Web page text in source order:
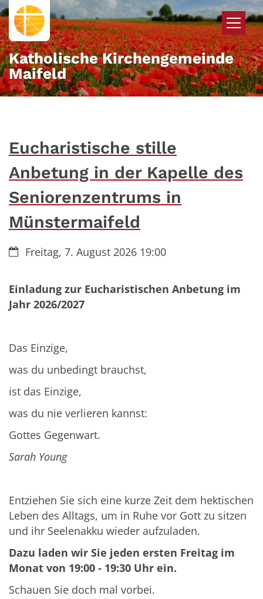
Zum Inhalt springen
Katholische Kirchengemeinde
Maifeld
Eucharistische stille
Anbetung in der Kapelle des
Seniorenzentrums in
Münstermaifeld
Datum:Freitag, 7. August 2026 19:00
Einladung zur Eucharistischen Anbetung im
Jahr 2026/2027
Das Einzige,
was du unbedingt brauchst,
ist das Einzige,
was du nie verlieren kannst:
Gottes Gegenwart.
Sarah Young
Entziehen Sie sich eine kurze Zeit dem hektischen
Leben des Alltags, um in Ruhe vor Gott zu sitzen
und ihr Seelenakku wieder aufzuladen.
Dazu laden wir Sie jeden ersten Freitag im
Monat von 19:00 - 19:30 Uhr ein.
Schauen Sie doch mal vorbei.